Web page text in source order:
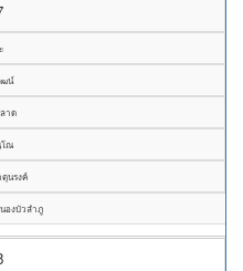
น์
าด
ณ
นรงค์
องบัวลำภู